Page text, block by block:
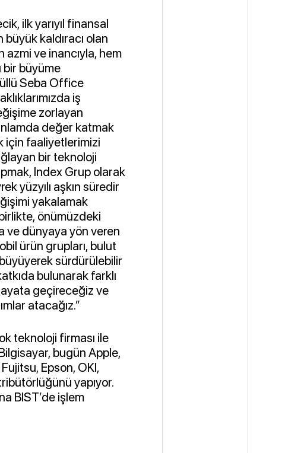
ilk yarıyıl finansal
kaldıracı olan
azmi ve inancıyla, hem
bir büyüme
Seba Office
iş
zorlayan
değer katmak
için faaliyetlerimizi
bir teknoloji
Index Grup olarak
yüzyılı aşkın süredir
yakalamak
önümüzdeki
ve dünyaya yön veren
ürün grupları, bulut
sürdürülebilir
bulunarak farklı
geçireceğiz ve
atacağız.”
teknoloji firması ile
bugün Apple,
Epson, OKI,
yapıyor.
BIST’de işlem